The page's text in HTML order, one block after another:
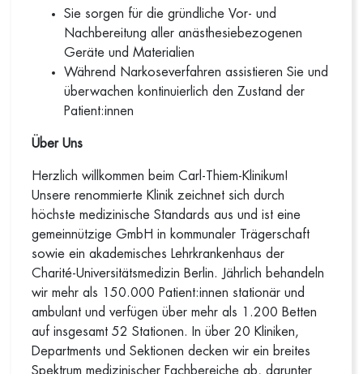
Sie sorgen für die gründliche Vor- und
Nachbereitung aller anästhesiebezogenen
Geräte und Materialien
Während Narkoseverfahren assistieren Sie und
überwachen kontinuierlich den Zustand der
Patient:innen
Über Uns
Herzlich willkommen beim Carl-Thiem-Klinikum!
Unsere renommierte Klinik zeichnet sich durch
höchste medizinische Standards aus und ist eine
gemeinnützige GmbH in kommunaler Trägerschaft
sowie ein akademisches Lehrkrankenhaus der
Charité-Universitätsmedizin Berlin. Jährlich behandeln
wir mehr als 150.000 Patient:innen stationär und
ambulant und verfügen über mehr als 1.200 Betten
auf insgesamt 52 Stationen. In über 20 Kliniken,
Departments und Sektionen decken wir ein breites
Spektrum medizinischer Fachbereiche ab, darunter